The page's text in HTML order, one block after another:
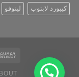
كيبورد لابتوب لينوفو